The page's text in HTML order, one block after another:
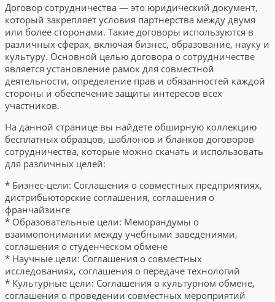
Договор сотрудничества — это юридический документ,
который закрепляет условия партнерства между двумя
или более сторонами. Такие договоры используются в
различных сферах, включая бизнес, образование, науку и
культуру. Основной целью договора о сотрудничестве
является установление рамок для совместной
деятельности, определение прав и обязанностей каждой
стороны и обеспечение защиты интересов всех
участников.
На данной странице вы найдете обширную коллекцию
бесплатных образцов, шаблонов и бланков договоров
сотрудничества, которые можно скачать и использовать
для различных целей:
* Бизнес-цели: Соглашения о совместных предприятиях,
дистрибьюторские соглашения, соглашения о
франчайзинге
* Образовательные цели: Меморандумы о
взаимопонимании между учебными заведениями,
соглашения о студенческом обмене
* Научные цели: Соглашения о совместных
исследованиях, соглашения о передаче технологий
* Культурные цели: Соглашения о культурном обмене,
соглашения о проведении совместных мероприятий